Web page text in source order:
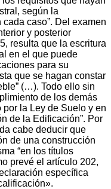
según la
caso”. Del examen
y posterior
resulta que la escritura
en el que puede
para su
que se hagan constar
(…). Todo ello sin
de los demás
la Ley de Suelo y en
de la Edificación”. Por
cabe deducir que
de una construcción
“en los títulos
prevé el artículo 202,
específica